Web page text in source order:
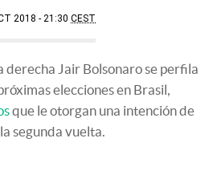
2018 - 21:30 CEST
derecha Jair Bolsonaro se perfila
elecciones en Brasil,
que le otorgan una intención de
segunda vuelta.